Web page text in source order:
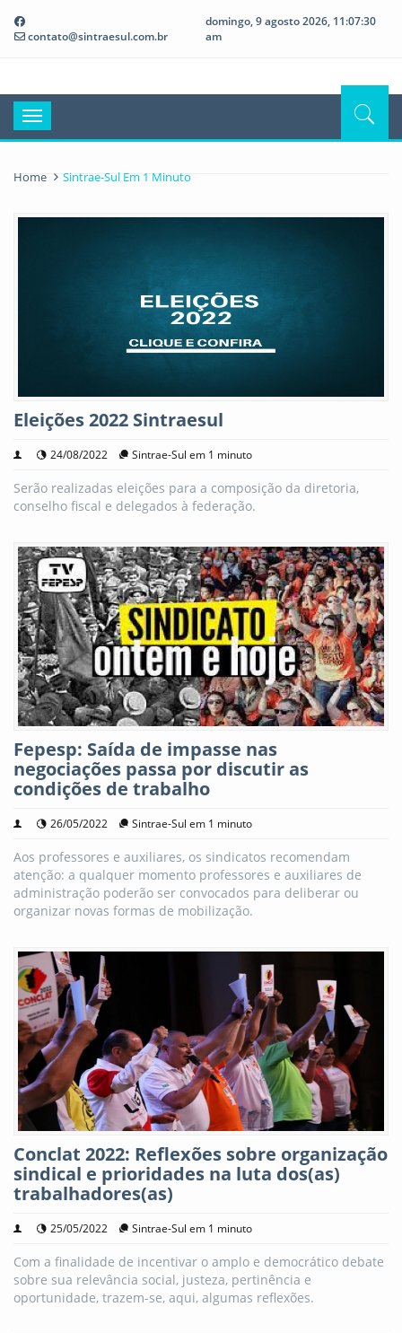
contato@sintraesul.com.br
domingo, 9 agosto 2026, 11:07:31
am
Toggle
navigation
Home Sintrae-Sul Em 1 Minuto
Eleições 2022 Sintraesul
24/08/2022 Sintrae-Sul em 1 minuto
Serão realizadas eleições para a composição da diretoria,
conselho fiscal e delegados à federação.
Fepesp: Saída de impasse nas
negociações passa por discutir as
condições de trabalho
26/05/2022 Sintrae-Sul em 1 minuto
Aos professores e auxiliares, os sindicatos recomendam
atenção: a qualquer momento professores e auxiliares de
administração poderão ser convocados para deliberar ou
organizar novas formas de mobilização.
Conclat 2022: Reflexões sobre organização
sindical e prioridades na luta dos(as)
trabalhadores(as)
25/05/2022 Sintrae-Sul em 1 minuto
Com a finalidade de incentivar o amplo e democrático debate
sobre sua relevância social, justeza, pertinência e
oportunidade, trazem-se, aqui, algumas reflexões.